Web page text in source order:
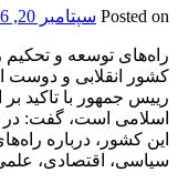
Posted on سپتامبر 20, 2016
راه‌های توسعه و تحکیم
کشور انقلابی و دوست
رییس جمهور با تاکید
اسلامی است، گفت: در
این کشور، درباره
سیاسی، اقتصادی،